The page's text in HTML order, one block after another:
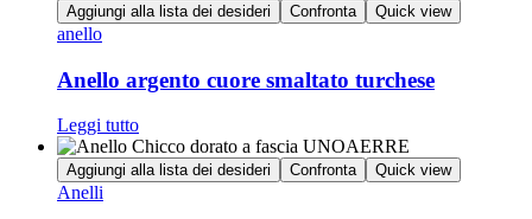
Aggiungi alla lista dei desideri Confronta Quick view
anello
Anello argento cuore smaltato turchese
Leggi tutto
Aggiungi alla lista dei desideri Confronta Quick view
Anelli